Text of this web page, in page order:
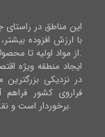
این مناطق در
با ارزش افزوده
از مواد اولیه تا محصولات نهایی و افزایش صادرات غیرنفتی ایجاد شده اند.
ایجاد منطقه ویژه
در نزدیکی
فراروی کشور
برخوردار است و نقش بارزی در صنعتی شدن استان فارس ایفا می کند.